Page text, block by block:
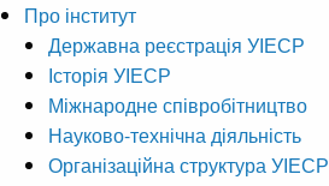
Про інститут
Державна реєстрація УІЕСР
Історія УІЕСР
Міжнародне співробітництво
Науково-технічна діяльність
Організаційна структура УІЕСР